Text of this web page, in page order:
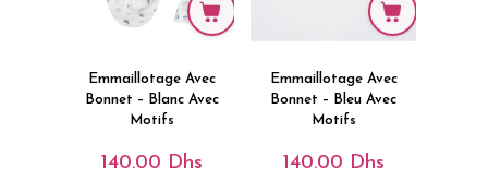
Emmaillotage Avec
Bonnet – Blanc Avec
Motifs
140.00 Dhs
Emmaillotage Avec
Bonnet – Bleu Avec
Motifs
140.00 Dhs